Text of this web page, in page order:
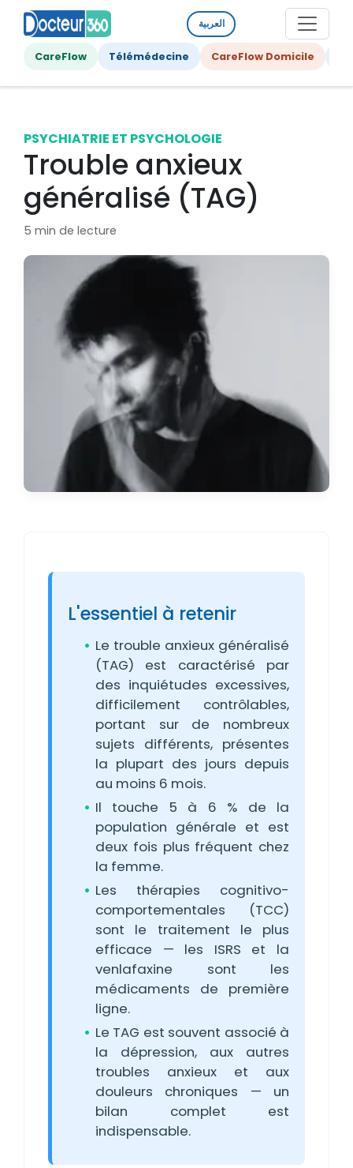
العربية
CareFlow Télémédecine CareFlow Domicile
PSYCHIATRIE ET PSYCHOLOGIE
Trouble anxieux
généralisé (TAG)
5 min de lecture
L'essentiel à retenir
Le trouble anxieux généralisé
(TAG) est caractérisé par
des inquiétudes excessives,
difficilement contrôlables,
portant sur de nombreux
sujets différents, présentes
la plupart des jours depuis
au moins 6 mois.
Il touche 5 à 6 % de la
population générale et est
deux fois plus fréquent chez
la femme.
Les thérapies cognitivo-
comportementales (TCC)
sont le traitement le plus
efficace — les ISRS et la
venlafaxine sont les
médicaments de première
ligne.
Le TAG est souvent associé à
la dépression, aux autres
troubles anxieux et aux
douleurs chroniques — un
bilan complet est
indispensable.